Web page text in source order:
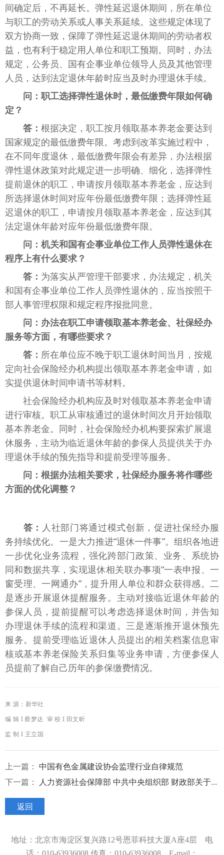
间确定后，不再延长。弹性延迟退休期间，所在单位
与职工的劳动关系或人事关系延续。这些规定体现了
双方协商一致，保障了弹性延迟退休期间的劳动者权
益，也有利于稳定用人单位和职工预期。同时，办法
规定，公务员、国有企事业单位领导人员及其他管理
人员，达到法定退休年龄时应当及时办理退休手续。
问：职工选择弹性退休时，最低缴费年限如何确
定？
答： 根据决定，职工按月领取基本养老金要达到
国家规定的最低缴费年限。考虑到改革实施过程中，
在不同年度退休，最低缴费年限会有差异，办法根据
弹性退休政策对此规定进一步明确、细化，选择弹性
提前退休的职工，申请按月领取基本养老金，应达到
所选择退休时间对应年份最低缴费年限；选择弹性延
迟退休的职工，申请按月领取基本养老金，应达到其
法定退休年龄对应年份最低缴费年限。
问：机关和国有企事业单位工作人员弹性退休在
程序上有什么要求？
答： 为落实从严管理干部要求，办法规定，机关
和国有企事业单位工作人员弹性退休的，应当按照干
部人事管理权限和规定程序报批同意。
问 ：办法在职工申请领取基本养老金、社保经办
服务等方面，有哪些要求？
答： 所在单位应不晚于职工退休时间当月，按规
定向社会保险经办机构提出领取基本养老金申请，如
实提供退休时间申请书等材料。
社会保险经办机构应及时对领取基本养老金申请
进行审核。职工从审核通过的退休时间次月开始领取
基本养老金。同时，社会保险经办机构要探索扩展退
休服务，主动为临近退休年龄的参保人员提供关于办
理退休手续的预先指导和提前受理等服务。
问：根据办法相关要求，社保经办服务将作哪些
方面的优化调整？
答： 人社部门将通过模式创新，促进社保经办服
务持续优化。一是大力推进“退休一件事”。组织各地进
一步优化业务流程，强化跨部门政策、业务、系统协
同和数据共享，实现退休相关联办事项“一表申报、一
窗受理、一网通办”，提升用人单位和群众获得感。二
是逐步开展退休提醒服务。主动对接临近退休年龄的
参保人员，提前提醒可以考虑选择退休时间，并告知
办理退休手续的流程和渠道。三是逐渐推开退休预先
服务。提前受理临近退休人员提出的相关档案信息审
核或基本养老保险关系归集等业务申请，方便参保人
员提前了解自己历年的参保缴费情况。
来 源： 新华社
编 辑 I 蔡梦达 审 校 I 田文昕
监 制 I 王立国
上一篇： 中国有色金属建设协会监理行业自律规范
下一篇： 人力资源社会保障部 中共中央组织部 财政部关于印发《实施弹性退休制度暂行办法》的通知
返回
地址：北京市海淀区复兴路12号恩菲科技大厦A座4层 电